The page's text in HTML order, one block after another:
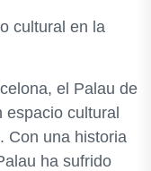
cultural en la
el Palau de
espacio cultural
Con una historia
ha sufrido